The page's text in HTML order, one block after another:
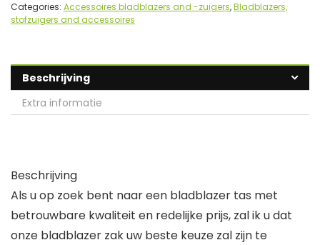
Categories: Accessoires bladblazers and -zuigers,Bladblazers,
stofzuigers and accessoires
Beschrijving
Extra informatie
Beschrijving
Als u op zoek bent naar een bladblazer tas met
betrouwbare kwaliteit en redelijke prijs, zal ik u dat
onze bladblazer zak uw beste keuze zal zijn te